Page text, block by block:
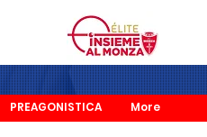
PREAGONISTICA More